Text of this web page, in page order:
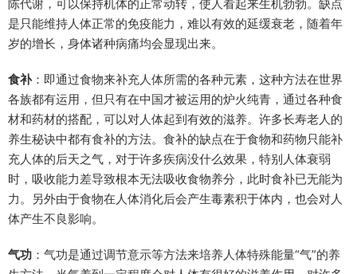
陈代谢，可以保持机体的正常动转，使人看起来生机勃勃。缺点
是只能维持人体正常的免疫能力，难以有效的延缓衰老，随着年
岁的增长，身体诸种病痛均会显现出来。
食补：即通过食物来补充人体所需的各种元素，这种方法在世界
各族都有运用，但只有在中国才被运用的炉火纯青，通过各种食
材和药材的搭配，可以对人体起到有效的滋养。许多长寿老人的
养生秘诀中都有食补的方法。食补的缺点在于食物和药物只能补
充人体的后天之气，对于许多疾病没什么效果，特别人体衰弱
时，吸收能力差导致根本无法吸收食物养分，此时食补已无能为
力。另外由于食物在人体消化后会产生毒素积于体内，也会对人
体产生不良影响。
气功 ：气功是通过调节意示等方法来培养人体特殊能量“气”的养